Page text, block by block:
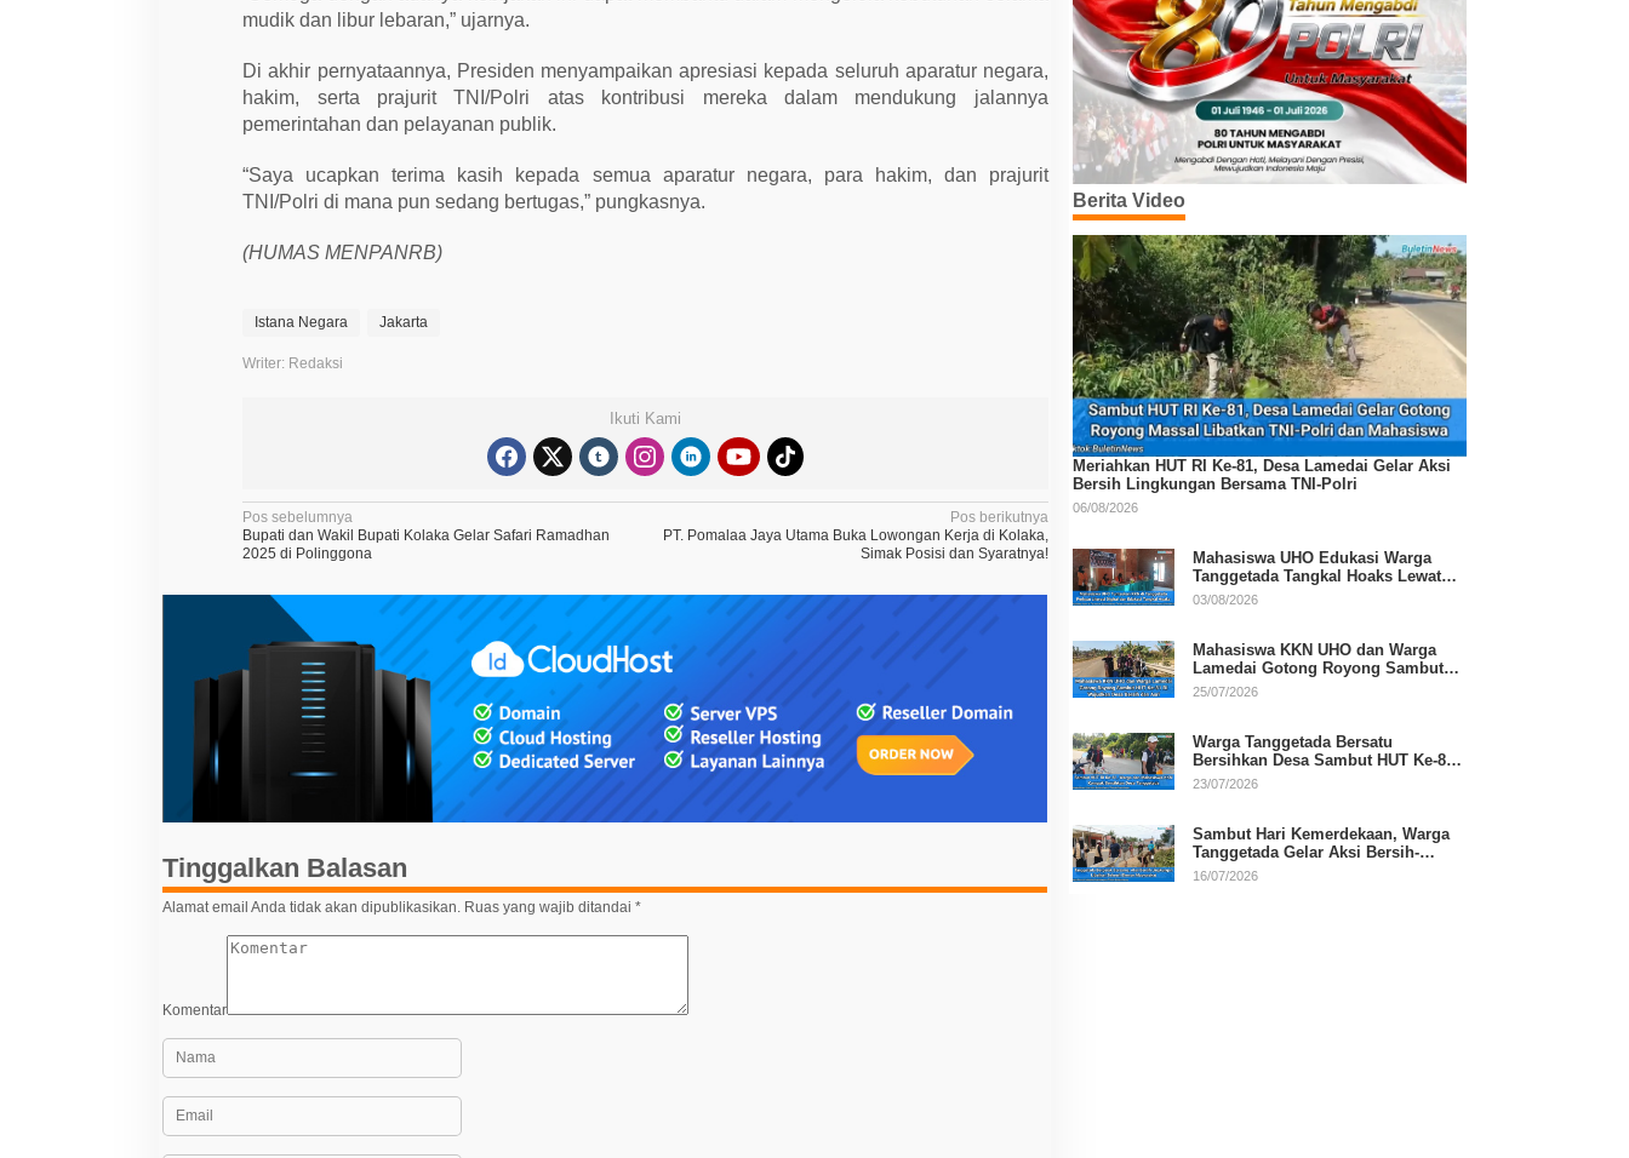
mudik dan libur lebaran,” ujarnya.
Di akhir pernyataannya, Presiden menyampaikan apresiasi kepada seluruh aparatur negara,
hakim, serta prajurit TNI/Polri atas kontribusi mereka dalam mendukung jalannya
pemerintahan dan pelayanan publik.
“Saya ucapkan terima kasih kepada semua aparatur negara, para hakim, dan prajurit
TNI/Polri di mana pun sedang bertugas,” pungkasnya.
(HUMAS MENPANRB)
Istana Negara Jakarta
Writer: Redaksi
Ikuti Kami
N
a
v
g
a
Pos sebelumnya
Bupati dan Wakil Bupati Kolaka Gelar Safari Ramadhan
2025 di Polinggona
Pos berikutnya
PT. Pomalaa Jaya Utama Buka Lowongan Kerja di Kolaka,
Simak Posisi dan Syaratnya!
Tinggalkan Balasan
Alamat email Anda tidak akan dipublikasikan. Ruas yang wajib ditandai *
Komentar
Berita Video
Meriahkan HUT RI Ke-81, Desa Lamedai Gelar Aksi
Bersih Lingkungan Bersama TNI-Polri
06/08/2026
Mahasiswa UHO Edukasi Warga
Tanggetada Tangkal Hoaks Lewat
Program Literasi
03/08/2026
Mahasiswa KKN UHO dan Warga
Lamedai Gotong Royong Sambut
HUT Ke-81 RI
25/07/2026
Warga Tanggetada Bersatu
Bersihkan Desa Sambut HUT Ke-81
RI
23/07/2026
Sambut Hari Kemerdekaan, Warga
Tanggetada Gelar Aksi Bersih-
Bersih Desa
16/07/2026